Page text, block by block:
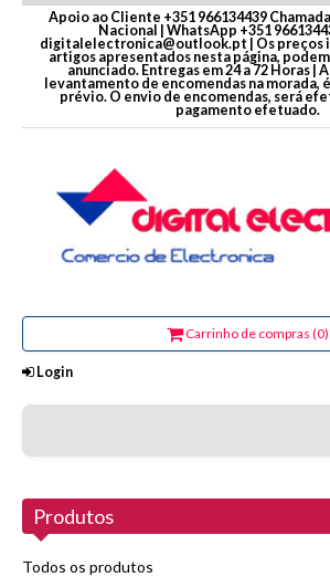
Apoio ao Cliente +351 966134439
Nacional | WhatsApp +351
digitalelectronica@outlook.pt | Os preços
artigos apresentados nesta página,
anunciado. Entregas em 24 a 72 Horas |
levantamento de encomendas na morada,
prévio. O envio de encomendas, será
pagamento efetuado.
Carrinho de compras (0)
Login
Novidades
Sobre nós
Produtos
Todos os produtos